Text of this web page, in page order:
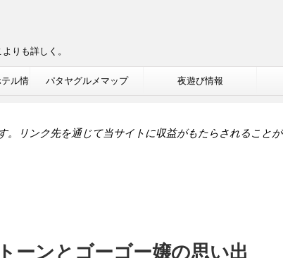
りも詳しく。
ル情 パタヤグルメマップ 夜遊び情報
。リンク先を通じて当サイトに収益がもたらされることが
ーンとゴーゴー嬢の思い出